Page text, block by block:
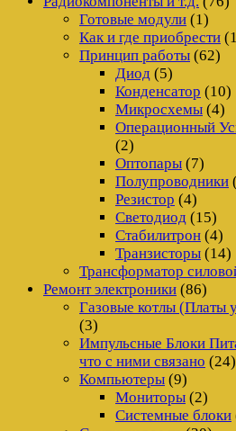
Готовые модули (1)
Как и где приобрести
Принцип работы (62)
Диод (5)
Конденсатор (10)
Микросхемы (4)
Операционный
(2)
Оптопары (7)
Полупроводники
Резистор (4)
Светодиод (15)
Стабилитрон (4)
Транзисторы (14)
Трансформатор
Ремонт электроники (86)
Газовые котлы (Платы
(3)
Импульсные Блоки
что с ними связано (24)
Компьютеры (9)
Мониторы (2)
Системные блоки